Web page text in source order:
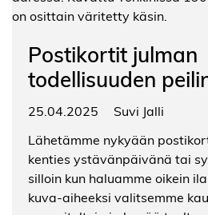
Postikortit julman
todellisuuden
25.04.2025
Suvi Jalli
Lähetämme nykyään
kenties ystävänpäivänä tai
silloin kun haluamme oikein
kuva-aiheeksi valitsemme